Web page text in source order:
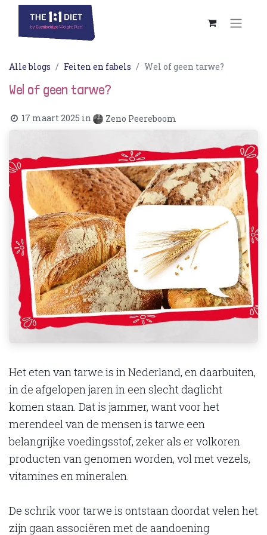
Alle blogs Feiten en fabels Wel of geen tarwe?
Wel of geen tarwe?
17 maart 2025 in Zeno Peereboom
Het eten van tarwe is in Nederland, en daarbuiten,
in de afgelopen jaren in een slecht daglicht
komen staan. Dat is jammer, want voor het
merendeel van de mensen is tarwe een
belangrijke voedingsstof, zeker als er volkoren
producten van genomen worden, vol met vezels,
vitamines en mineralen.
De schrik voor tarwe is ontstaan doordat velen het
zijn gaan associëren met de aandoening